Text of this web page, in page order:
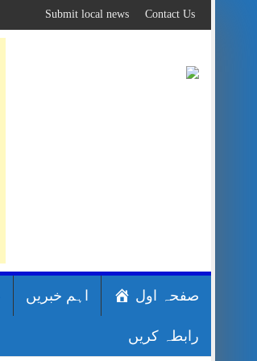
to
content
Contact Us
Submit local news
صفحہ اول اہم خبریں
رابطہ کریں